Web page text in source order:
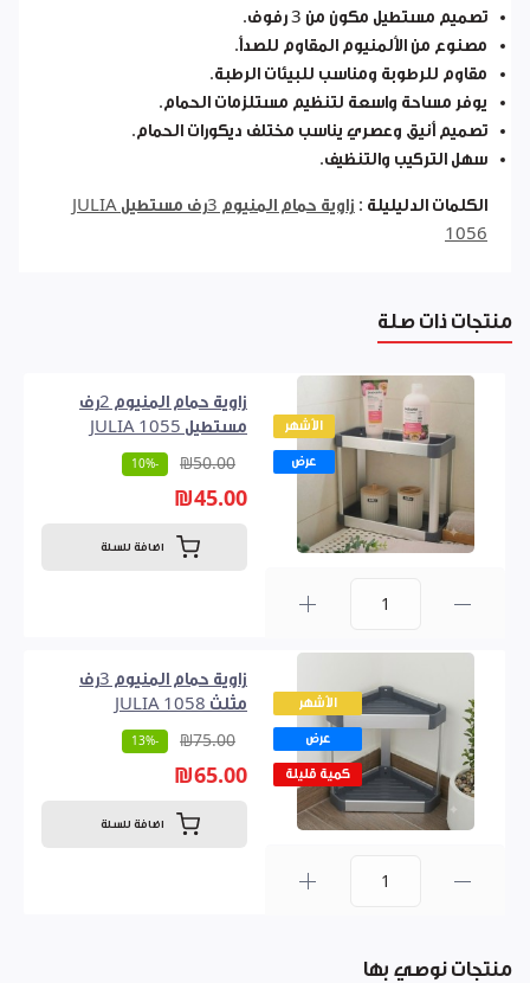
تصميم مستطيل مكون من 3 رفوف.
مصنوع من الألمنيوم المقاوم للصدأ.
مقاوم للرطوبة ومناسب للبيئات الرطبة.
يوفر مساحة واسعة لتنظيم مستلزمات الحمام.
تصميم أنيق وعصري يناسب مختلف ديكورات الحمام.
سهل التركيب والتنظيف.
الكلمات الدليليلة :
زاوية حمام المنيوم 3رف مستطيل JULIA
1056
منتجات ذات صلة
الأشهر
عرض
زاوية حمام المنيوم 2رف
مستطيل JULIA 1055
₪50.00
-10%
₪45.00
اضافة للسلة
الأشهر
عرض
كمية قليلة
زاوية حمام المنيوم 3رف
مثلث JULIA 1058
₪75.00
-13%
₪65.00
اضافة للسلة
منتجات نوصي بها